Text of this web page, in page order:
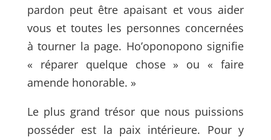
pardon peut être apaisant et vous aider
vous et toutes les personnes concernées
à tourner la page. Ho’oponopono signifie
« réparer quelque chose » ou « faire
amende honorable. »
Le plus grand trésor que nous puissions
posséder est la paix intérieure. Pour y